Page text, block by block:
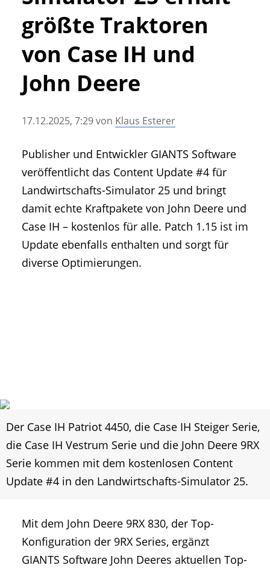
• Messen und Veranstaltungen
• Mitteilung der Redaktion
• Agritechnica Neuheiten Archiv
• Artikel nach Hersteller/Marke
größte Traktoren
von Case IH und
John Deere
17.12.2025, 7:29von Klaus Esterer
Publisher und Entwickler GIANTS Software
veröffentlicht das Content Update #4 für
Landwirtschafts-Simulator 25 und bringt
damit echte Kraftpakete von John Deere und
Case IH – kostenlos für alle. Patch 1.15 ist im
Update ebenfalls enthalten und sorgt für
diverse Optimierungen.
Der Case IH Patriot 4450, die Case IH Steiger Serie,
die Case IH Vestrum Serie und die John Deere 9RX
Serie kommen mit dem kostenlosen Content
Update #4 in den Landwirtschafts-Simulator 25.
Mit dem John Deere 9RX 830, der Top-
Konfiguration der 9RX Series, ergänzt
GIANTS Software John Deeres aktuellen Top-